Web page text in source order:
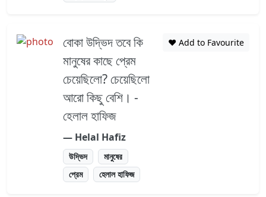
বোকা উদ্ভিদ তবে কি
মানুষের কাছে প্রেম
চেয়েছিলো? চেয়েছিলো
আরো কিছু বেশি। -
হেলাল হাফিজ
― Helal Hafiz
উদ্ভিদ
মানুষের
প্রেম
হেলাল হাফিজ
❤️ Add to Favourite